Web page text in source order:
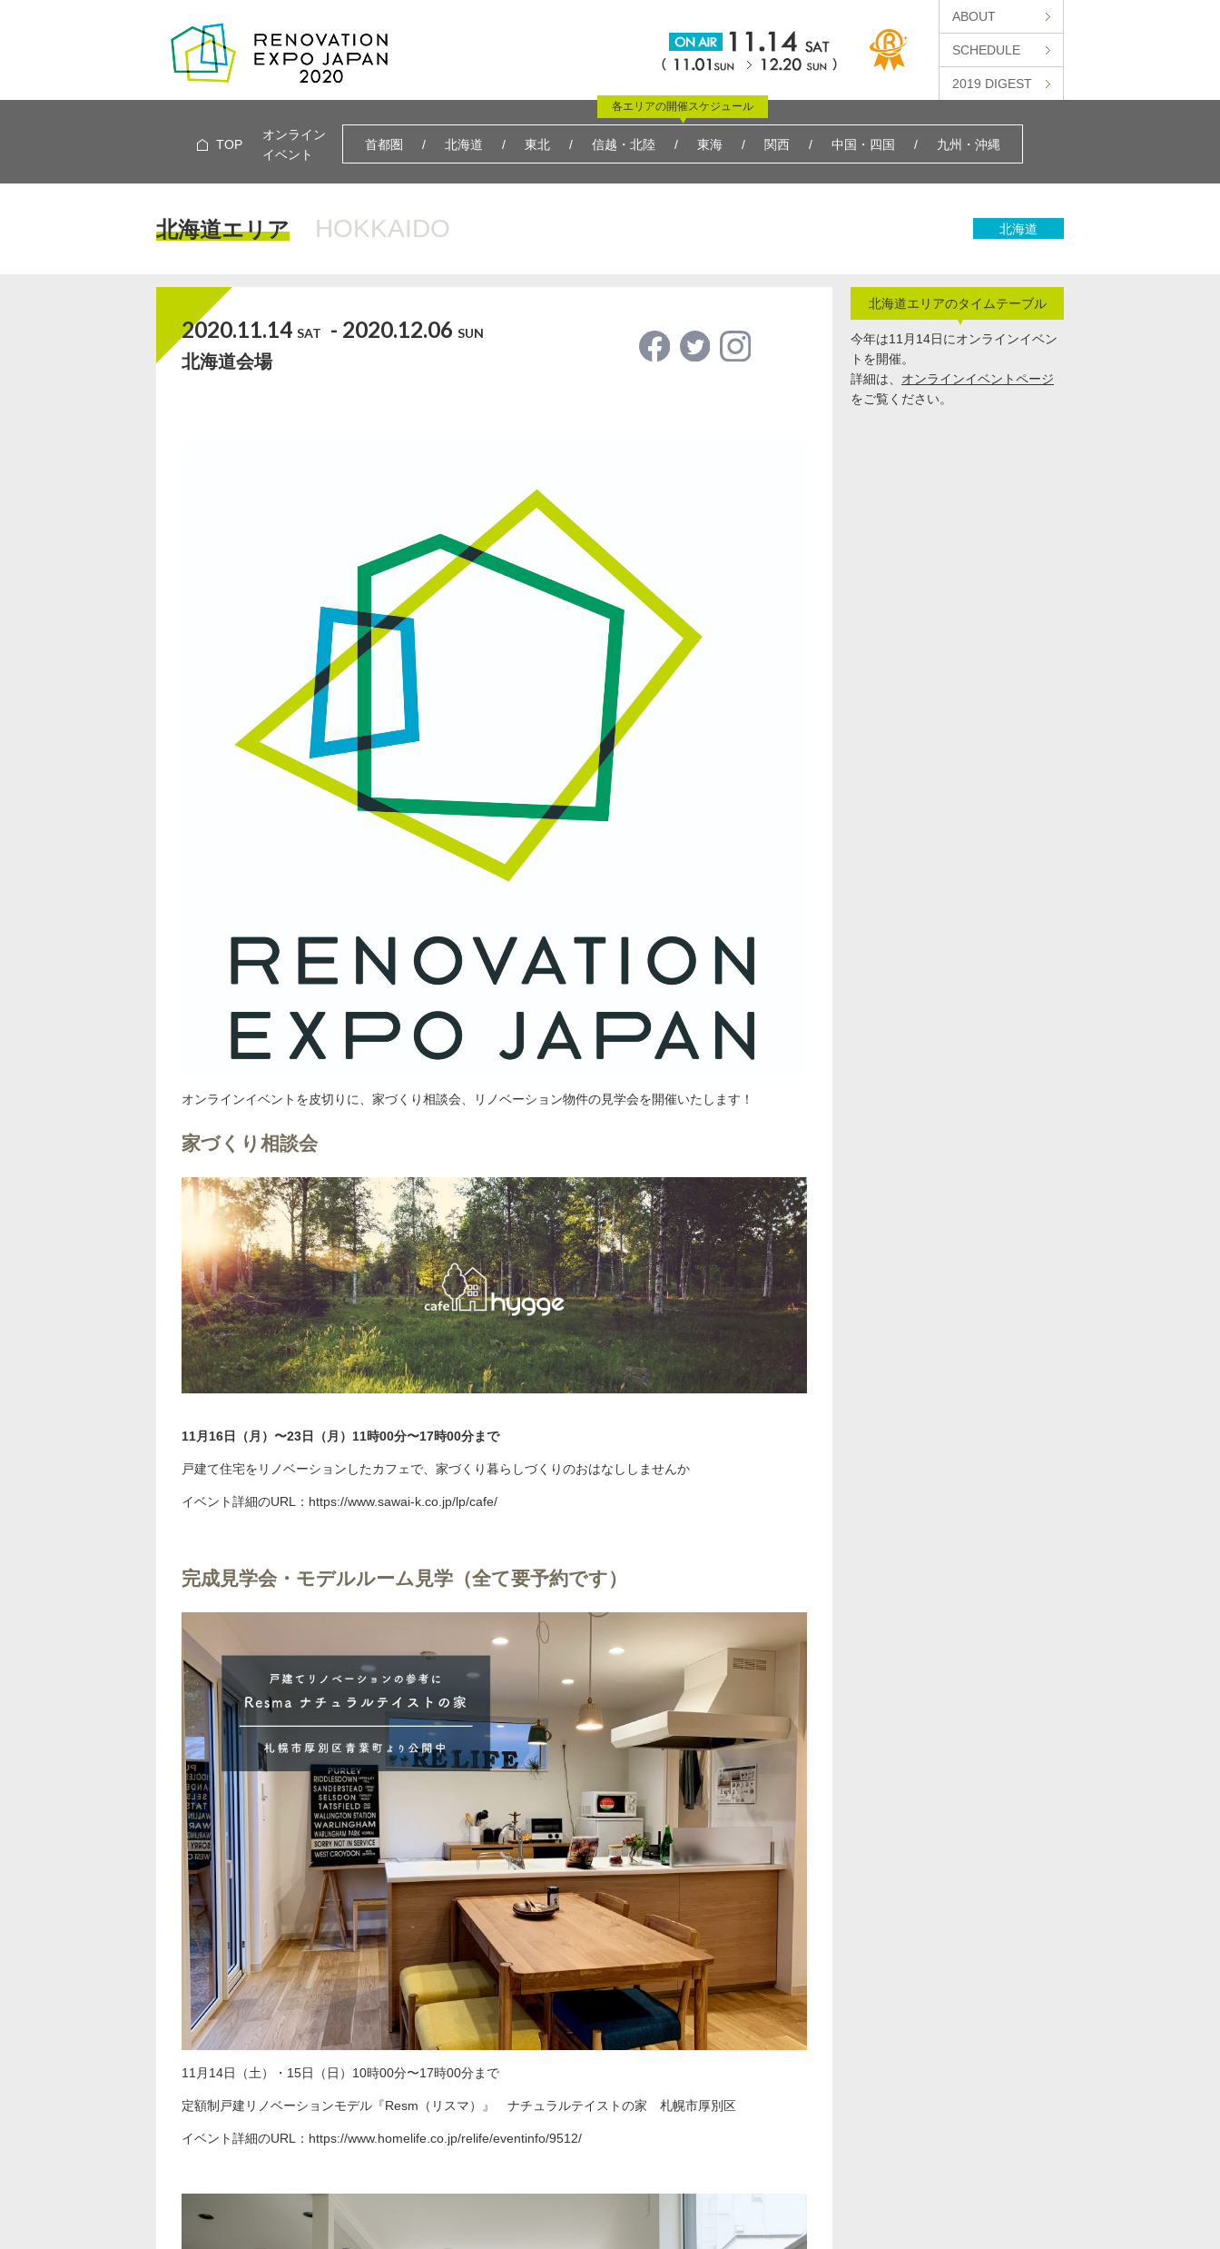
ABOUT
SCHEDULE
2019 DIGEST
TOP
オンライン
イベント
各エリアの開催スケジュール
首都圏 北海道 東北 信越・北陸 東海 関西 中国・四国 九州・沖縄
北海道エリア HOKKAIDO 北海道
2020.11.14 SAT - 2020.12.06 SUN
北海道会場
オンラインイベントを皮切りに、家づくり相談会、リノベーション物件の見学会を開催いたします！
家づくり相談会
11月16日（月）〜23日（月）11時00分〜17時00分まで
戸建て住宅をリノベーションしたカフェで、家づくり暮らしづくりのおはなししませんか
イベント詳細のURL ： https://www.sawai-k.co.jp/lp/cafe/
完成見学会・モデルルーム見学（全て要予約です）
11月14日（土）・15日（日）10時00分〜17時00分まで
定額制戸建リノベーションモデル『Resm（リスマ）』 ナチュラルテイストの家 札幌市厚別区
イベント詳細のURL： https://www.homelife.co.jp/relife/eventinfo/9512/
北海道エリアのタイムテーブル
今年は11月14日にオンラインイベン
トを開催。
詳細は、 オンラインイベントページ
をご覧ください。